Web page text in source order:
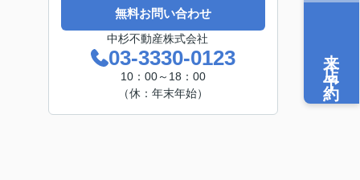
無料お問い合わせ
中杉不動産株式会社
03-3330-0123
10：00～18：00
（休：年末年始）
来店予約